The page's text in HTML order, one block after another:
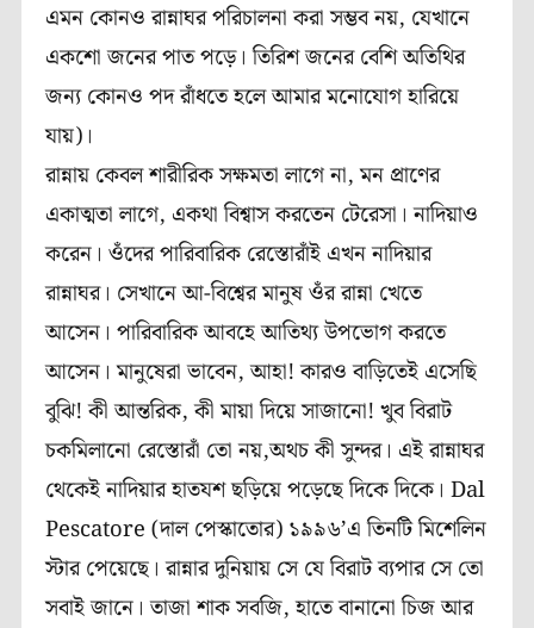
এমন কোনও রান্নাঘর পরিচালনা করা সম্ভব নয়, যেখানে
একশো জনের পাত পড়ে। তিরিশ জনের বেশি অতিথির
জন্য কোনও পদ রাঁধতে হলে আমার মনোযোগ হারিয়ে
যায়)।
রান্নায় কেবল শারীরিক সক্ষমতা লাগে না, মন প্রাণের
একাত্মতা লাগে, একথা বিশ্বাস করতেন টেরেসা। নাদিয়াও
করেন। ওঁদের পারিবারিক রেস্তোরাঁই এখন নাদিয়ার
রান্নাঘর। সেখানে আ-বিশ্বের মানুষ ওঁর রান্না খেতে
আসেন। পারিবারিক আবহে আতিথ্য উপভোগ করতে
আসেন। মানুষেরা ভাবেন, আহা! কারও বাড়িতেই এসেছি
বুঝি! কী আন্তরিক, কী মায়া দিয়ে সাজানো! খুব বিরাট
চকমিলানো রেস্তোরাঁ তো নয়,অথচ কী সুন্দর। এই রান্নাঘর
থেকেই নাদিয়ার হাতযশ ছড়িয়ে পড়েছে দিকে দিকে। Dal
Pescatore (দাল পেস্কাতোর) ১৯৯৬’এ তিনটি মিশেলিন
স্টার পেয়েছে। রান্নার দুনিয়ায় সে যে বিরাট ব্যপার সে তো
সবাই জানে। তাজা শাক সবজি, হাতে বানানো চিজ আর